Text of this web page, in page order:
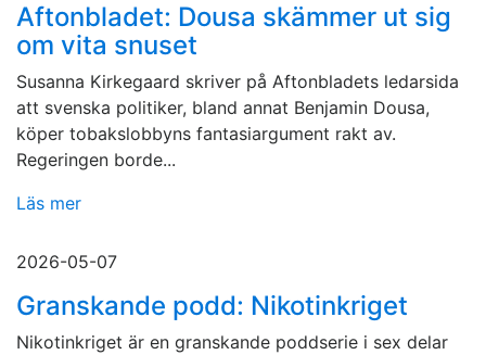
Aftonbladet: Dousa skämmer ut sig
om vita snuset
Susanna Kirkegaard skriver på Aftonbladets ledarsida
att svenska politiker, bland annat Benjamin Dousa,
köper tobakslobbyns fantasiargument rakt av.
Regeringen borde...
Läs mer
2026-05-07
Granskande podd: Nikotinkriget
Nikotinkriget är en granskande poddserie i sex delar